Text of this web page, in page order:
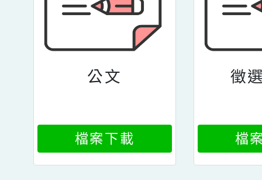
公文
檔案下載
徵
檔